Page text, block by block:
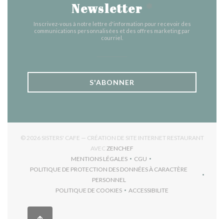
Newsletter
Inscrivez-vous à notre lettre d'information pour recevoir des
communications personnalisées et des offres marketing par
courriel.
S'ABONNER
© 2026 SISTERS' CAFE — CRÉATION DE SITE INTERNET RESTAURANT
AVEC ZENCHEF
MENTIONS LÉGALES
((OUVRE UNE NOUVELLE FENÊTRE))
CGU
((OUVRE UNE NOUVELLE
POLITIQUE DE PROTECTION DES DONNÉES À CARACTÈRE
PERSONNEL((OUVRE UNE NOUVELLE FENÊTRE))
POLITIQUE DE COOKIES
((OUVRE UNE NOUVELLE FENÊTRE))
ACCESSIBILITE
((OUVRE UNE NOUVELLE